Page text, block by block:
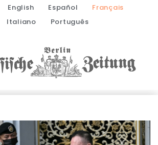
English Español
Français
Italiano
Português